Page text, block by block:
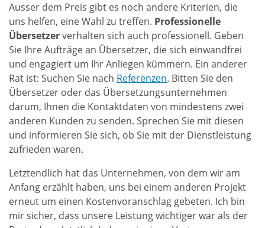
Ausser dem Preis gibt es noch andere Kriterien, die
uns helfen, eine Wahl zu treffen. Professionelle
Übersetzerverhalten sich auch professionell. Geben
Sie Ihre Aufträge an Übersetzer, die sich einwandfrei
und engagiert um Ihr Anliegen kümmern. Ein anderer
Rat ist: Suchen Sie nach Referenzen. Bitten Sie den
Übersetzer oder das Übersetzungsunternehmen
darum, Ihnen die Kontaktdaten von mindestens zwei
anderen Kunden zu senden. Sprechen Sie mit diesen
und informieren Sie sich, ob Sie mit der Dienstleistung
zufrieden waren.
Letztendlich hat das Unternehmen, von dem wir am
Anfang erzählt haben, uns bei einem anderen Projekt
erneut um einen Kostenvoranschlag gebeten. Ich bin
mir sicher, dass unsere Leistung wichtiger war als der